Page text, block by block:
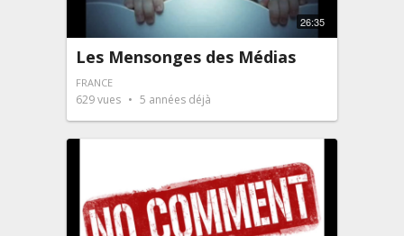
26:35
Les Mensonges des Médias
FRANCE
629vues 5 années déjà